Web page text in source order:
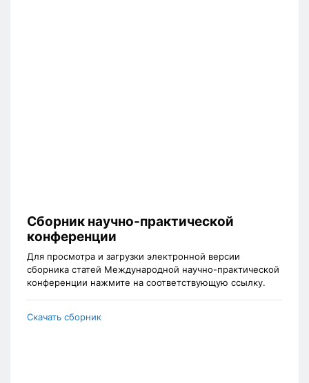
Сборник научно-практической
конференции
Для просмотра и загрузки электронной версии
сборника статей Международной научно-практической
конференции нажмите на соответствующую ссылку.
Скачать сборник